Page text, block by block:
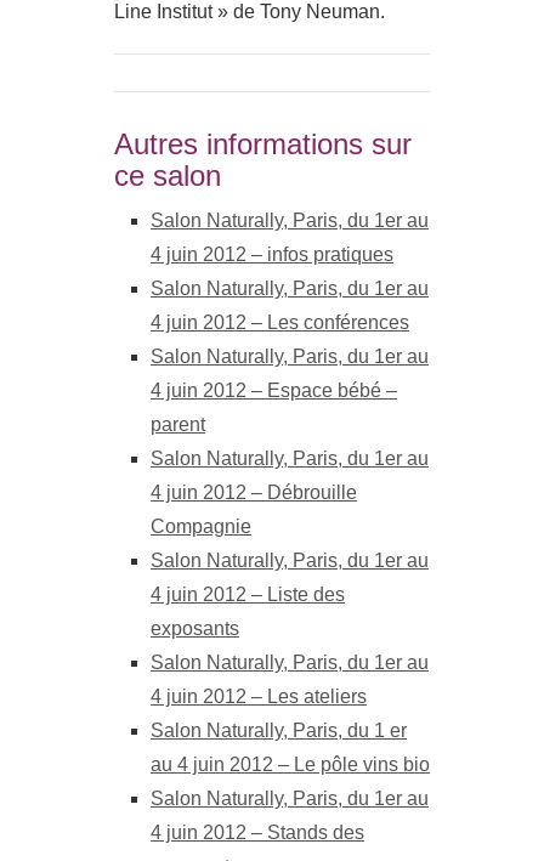
Line Institut » de Tony Neuman.
Autres informations sur
ce salon
Salon Naturally, Paris, du 1er au
4 juin 2012 – infos pratiques
Salon Naturally, Paris, du 1er au
4 juin 2012 – Les conférences
Salon Naturally, Paris, du 1er au
4 juin 2012 – Espace bébé –
parent
Salon Naturally, Paris, du 1er au
4 juin 2012 – Débrouille
Compagnie
Salon Naturally, Paris, du 1er au
4 juin 2012 – Liste des
exposants
Salon Naturally, Paris, du 1er au
4 juin 2012 – Les ateliers
Salon Naturally, Paris, du 1 er
au 4 juin 2012 – Le pôle vins bio
Salon Naturally, Paris, du 1er au
4 juin 2012 – Stands des